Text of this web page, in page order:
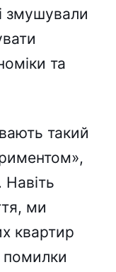
змушували
та
такий
ми
квартир
помилки